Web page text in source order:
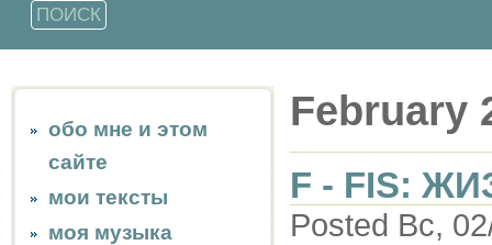
обо мне и этом
сайте
мои тексты
моя музыка
February
F - FIS:
Posted Вс,